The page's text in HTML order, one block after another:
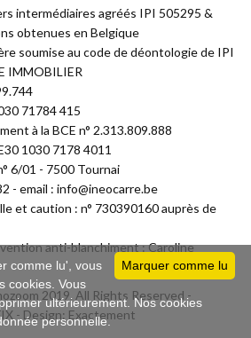
intermédiaires agréés IPI 505295 &
obtenues en Belgique
soumise au code de déontologie de IPI
IMMOBILIER
71784 415
à la BCE n° 2.313.809.888
1030 7178 4011
6/01 - 7500 Tournai
- email : info@ineocarre.be
et caution : n° 730390160 auprès de
anti-blanchiment : Caroline
2019. All Rights Reserved -
- Design: Exactement
Marquer comme lu
comme lu', vous
cookies. Vous
ultérieurement. Nos cookies
personnelle.